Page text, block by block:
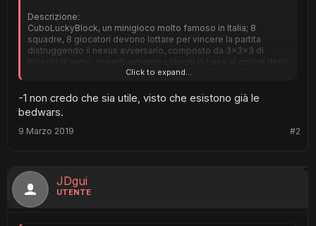
Descrizione:
CuboLuckyBlock, un minigioco molto famoso in Italia; 8
squadre, 8 giocatori devono lottare per vincere la partita
distruggendo il nexus avversario, composto da 3x3x3 di
squadra, con un blocco di diamanti al centro. Nel tabellone a
vetro rotto toglie il 3% e il blocco di diamanti toglie il 22%,
arriva allo 0% la squadra verrà eliminata e quando ci sarà una
sola squadra il giocatore determinato della squadra vincerà.
Quando entri nel server (dopo aver impostato tutto in gioco sia
gioco; Inoltre ci sarà un tabellone con un regalo in cima,
predefinito impostato con JustDevs, data
Click to expand...
-1 non credo che sia utile, visto che esistono già le
bedwars.
#2
9 Marzo 2019
JDgui
UTENTE